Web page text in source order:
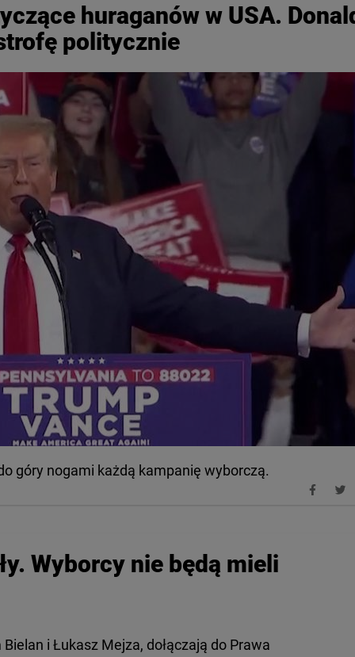
huraganów w USA.
politycznie
góry nogami każdą kampanię wyborczą.
Wyborcy nie będą mieli
i Łukasz Mejza, dołączają do Prawa